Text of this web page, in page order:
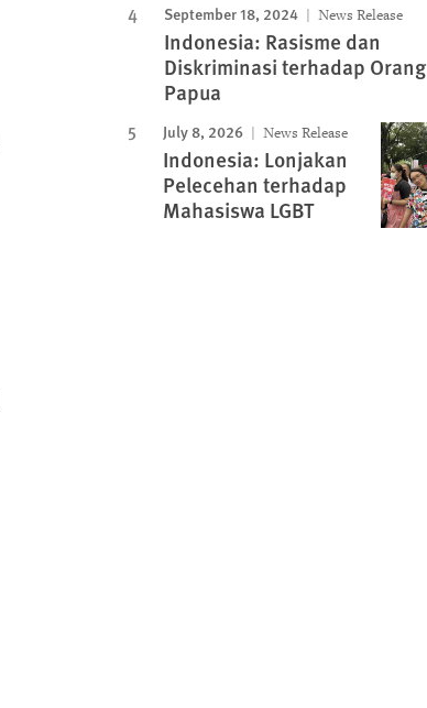
September 18, 2024 News Release
Indonesia: Rasisme dan
Diskriminasi terhadap
Papua
July 8, 2026 News Release
Indonesia: Lonjakan
Pelecehan terhadap
Mahasiswa LGBT